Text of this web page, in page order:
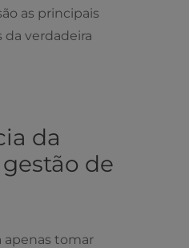
as principais
da verdadeira
da
de
apenas tomar